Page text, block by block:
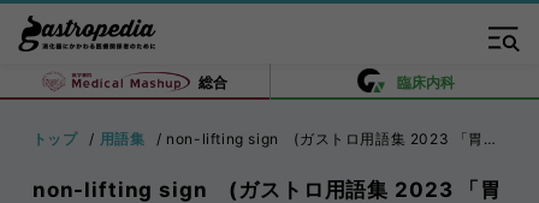
総合 臨床内科
トップ 用語集 non-lifting sign (ガストロ用語集 2023 「胃と腸」47巻5号より)
non-lifting sign (ガストロ用語集 2023 「胃